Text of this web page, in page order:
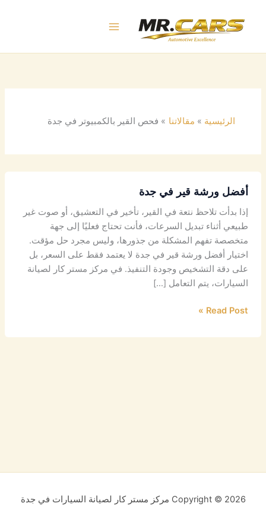
المحتوى
الرئيسية مقالاتنا فحص القير بالكمبيوتر في جدة
أفضل ورشة قير في جدة
إذا بدأت تلاحظ نتعة في القير، تأخير في التعشيق، أو صوت غير
طبيعي أثناء تبديل السرعات، فأنت تحتاج فعليًا إلى جهة
متخصصة تفهم المشكلة من جذورها، وليس مجرد حل مؤقت.
اختيار أفضل ورشة قير في جدة لا يعتمد فقط على السعر، بل
على دقة التشخيص وجودة التنفيذ. في مركز مستر كار لصيانة
السيارات، يتم التعامل […]
Read Post »
Copyright © 2026 مركز مستر كار لصيانة السيارات في جدة